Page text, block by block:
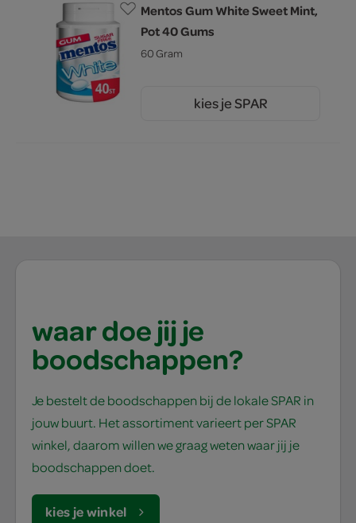
Mentos Gum White Sweet Mint,
Pot 40 Gums
60 Gram
kies je SPAR
waar doe jij je
boodschappen?
Je bestelt de boodschappen bij de lokale SPAR in
jouw buurt. Het assortiment varieert per SPAR
winkel, daarom willen we graag weten waar jij je
boodschappen doet.
kies je winkel